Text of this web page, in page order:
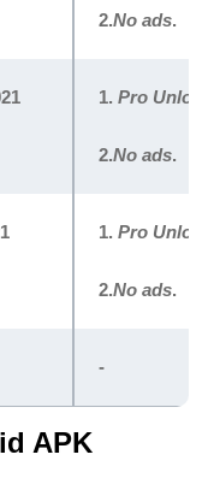
2.No ads.
1. Pro
2.No ads.
1. Pro
2.No ads.
-
APK